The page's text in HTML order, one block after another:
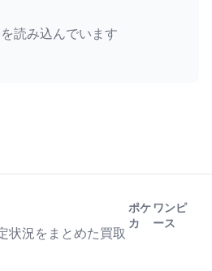
読み込んでいます
状況をまとめた買取
ポケ
カ
ワンピ
ース